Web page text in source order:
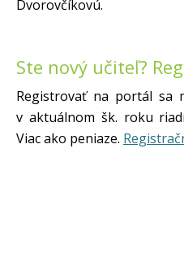
Dvorovčíkovú.
Ste nový učiteľ?
Registrovať na portál sa
v aktuálnom šk. roku
Viac ako peniaze.